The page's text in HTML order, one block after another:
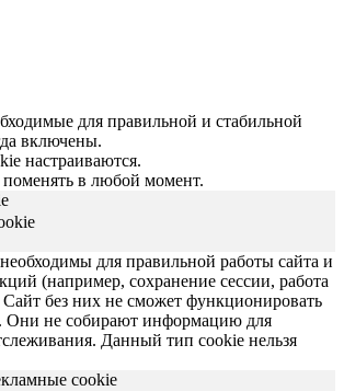
для правильной и стабильной
включены.
настраиваются.
в любой момент.
для правильной работы сайта и
(например, сохранение сессии, работа
без них не сможет функционировать
Они не собирают информацию для
Данный тип cookie нельзя
cookie